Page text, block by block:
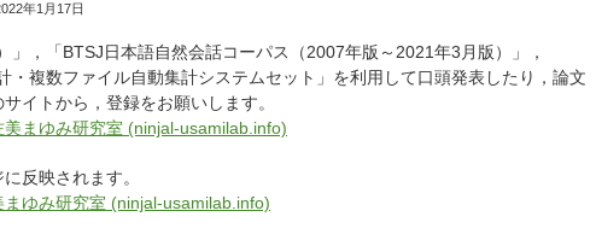
年1月17日
」，「BTSJ日本語自然会話コーパス（2007年版～ 2021年3月版）」，
・ 複数ファイル自動集計システムセット」 を利用して口頭発表したり，論文
サイトから，登録をお願いします。
まゆみ研究室 (ninjal-usamilab.info)
反映されます。
ゆみ研究室 (ninjal-usamilab.info)